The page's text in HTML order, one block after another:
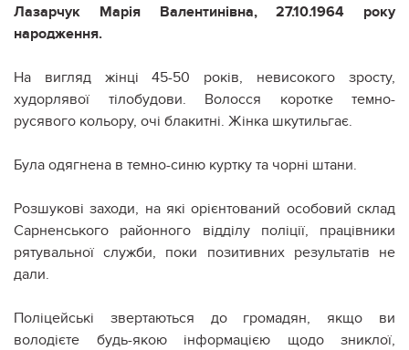
Лазарчук Марія Валентинівна, 27.10.1964 року
народження.
На вигляд жінці 45-50 років, невисокого зросту,
худорлявої тілобудови. Волосся коротке темно-
русявого кольору, очі блакитні. Жінка шкутильгає.
Була одягнена в темно-синю куртку та чорні штани.
Розшукові заходи, на які орієнтований особовий склад
Сарненського районного відділу поліції, працівники
рятувальної служби, поки позитивних результатів не
дали.
Поліцейські звертаються до громадян, якщо ви
володієте будь-якою інформацією щодо зниклої,